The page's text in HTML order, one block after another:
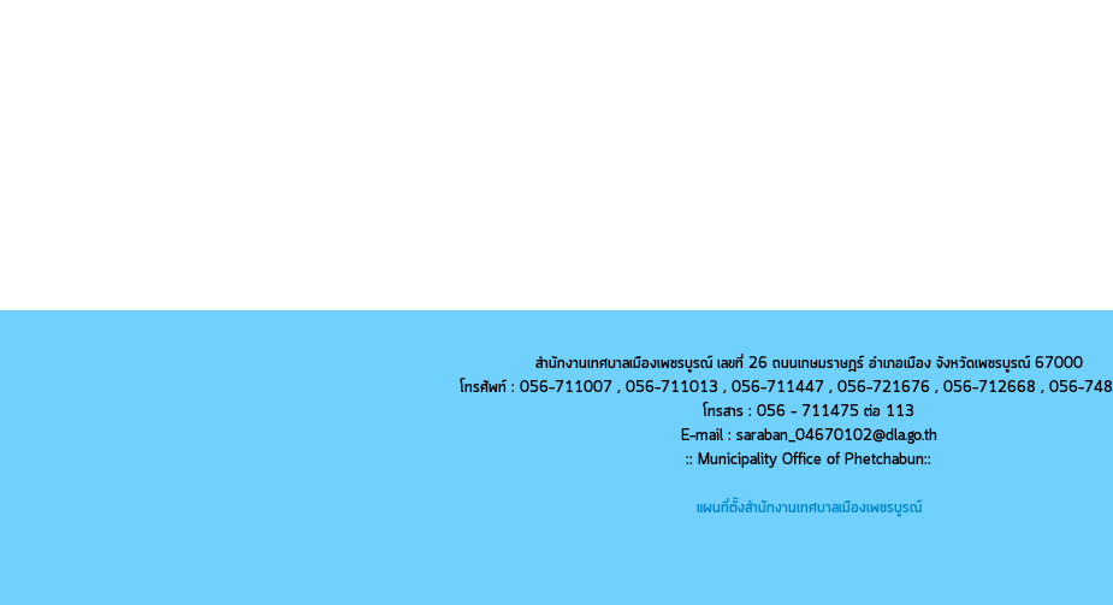
สำนักงานเทศบาลเมืองเพชรบูรณ์ เลขที่ 26 ถนนเกษมราษฎร์ อำเภอเมือง จังหวัดเพชรบูรณ์ 67000
โทรศัพท์ : 056-711007 , 056-711013 , 056-711447 , 056-721676 , 056-712668 , 056-
โทรสาร : 056 - 711475 ต่อ 113
E-mail : saraban_04670102@dla.go.th
:: Municipality Office of Phetchabun::
แผนที่ตั้งสำนักงานเทศบาลเมืองเพชรบูรณ์